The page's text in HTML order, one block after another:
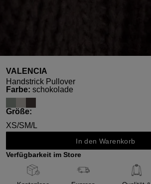
VALENCIA
Handstrick Pullover
Farbeauswählen
: schokolade
Größeauswählen
:
XS/SM/L
In den Warenkorb
Verfügbarkeit im Store